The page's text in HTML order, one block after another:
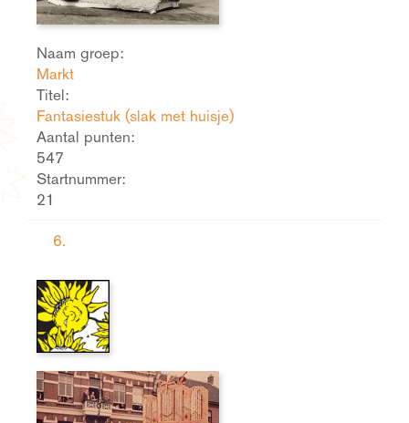
Naam groep:
Markt
Titel:
Fantasiestuk (slak met huisje)
Aantal punten:
547
Startnummer:
21
6.